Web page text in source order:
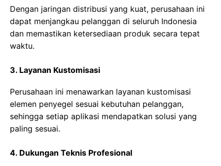
Dengan jaringan distribusi yang kuat, perusahaan ini
dapat menjangkau pelanggan di seluruh Indonesia
dan memastikan ketersediaan produk secara tepat
waktu.
3. Layanan Kustomisasi
Perusahaan ini menawarkan layanan kustomisasi
elemen penyegel sesuai kebutuhan pelanggan,
sehingga setiap aplikasi mendapatkan solusi yang
paling sesuai.
4. Dukungan Teknis Profesional